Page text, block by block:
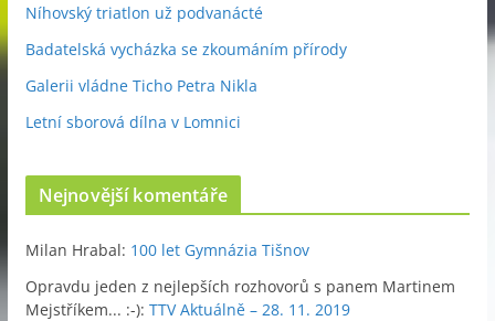
Níhovský triatlon už podvanácté
Badatelská vycházka se zkoumáním přírody
Galerii vládne Ticho Petra Nikla
Letní sborová dílna v Lomnici
Nejnovější komentáře
Milan Hrabal: 100 let Gymnázia Tišnov
Opravdu jeden z nejlepších rozhovorů s panem Martinem
Mejstříkem... :-): TTV Aktuálně – 28. 11. 2019